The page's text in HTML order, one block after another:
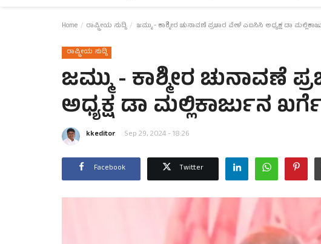
Home ರಾಷ್ಟ್ರೀಯ ಸುದ್ದಿ ಜಮ್ಮು - ಕಾಶ್ಮೀರ ಚುನಾವಣೆ ಪ್ರಚಾರ ವೇಳೆ ಎಐಸಿಸಿ ಅಧ್ಯಕ್ಷ ಡಾ
ರಾಷ್ಟ್ರೀಯ ಸುದ್ದಿ
ಜಮ್ಮು - ಕಾಶ್ಮೀರ ಚುನಾವಣೆ
ಅಧ್ಯಕ್ಷ ಡಾ ಮಲ್ಲಿಕಾರ್ಜುನ ಖರ್ಗೆ
kkeditor Sep 29, 2024 - 18:26
Facebook Twitter